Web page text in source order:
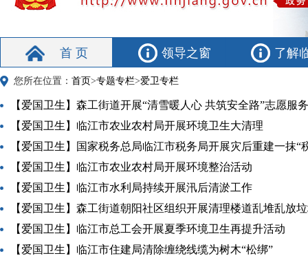
首 页 领导之窗 了解
您所在位置： 首页>专题专栏>爱卫专栏
【爱国卫生】森工街道开展“清雪暖人心 共筑安全路”志愿服
【爱国卫生】临江市农业农村局开展环境卫生大清理
【爱国卫生】国家税务总局临江市税务局开展灾后重建一抹“
【爱国卫生】临江市农业农村局开展环境整治活动
【爱国卫生】临江市水利局持续开展汛后清淤工作
【爱国卫生】森工街道朝阳社区组织开展清理楼道乱堆乱放
【爱国卫生】临江市总工会开展夏季环境卫生再提升活动
【爱国卫生】临江市住建局清除缠绕线缆为树木“松绑”